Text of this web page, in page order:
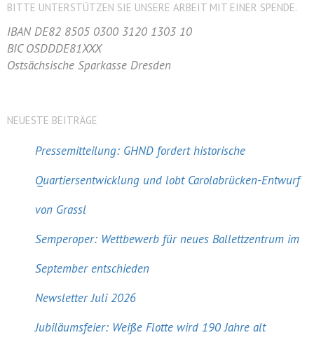
BITTE UNTERSTÜTZEN SIE UNSERE ARBEIT MIT EINER SPENDE.
IBAN DE82 8505 0300 3120 1303 10
BIC OSDDDE81XXX
Ostsächsische Sparkasse Dresden
NEUESTE BEITRÄGE
Pressemitteilung: GHND fordert historische
Quartiersentwicklung und lobt Carolabrücken-Entwurf
von Grassl
Semperoper: Wettbewerb für neues Ballettzentrum im
September entschieden
Newsletter Juli 2026
Jubiläumsfeier: Weiße Flotte wird 190 Jahre alt